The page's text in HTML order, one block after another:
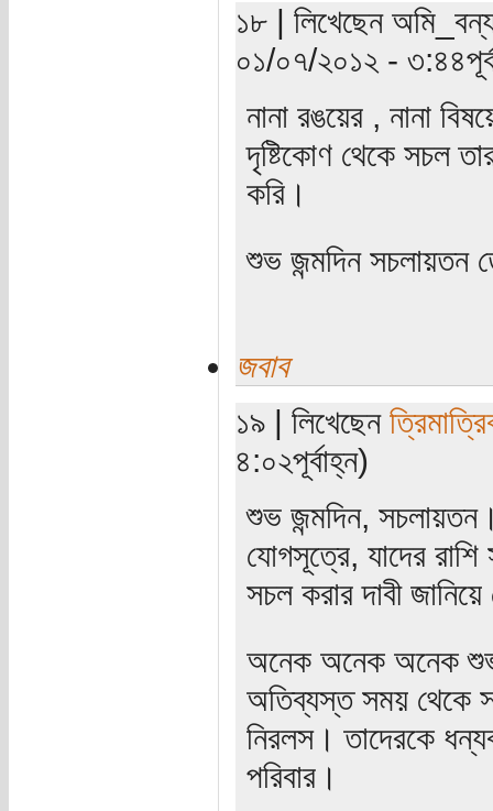
১৮ | লিখেছেন
০১/০৭/২০১২ -
নানা রঙয়ের , নানা
দৃষ্টিকোণ থেকে সচল
করি।
শুভ জন্মদিন সচলায়তন
জবাব
১৯ | লিখেছেন
৪:০২পূর্বাহ্ন)
শুভ জন্মদিন,
যোগসূত্রে, যাদের রাশি
সচল করার দাবী
অনেক অনেক অনেক
অতিব্যস্ত সময় থেকে
নিরলস। তাদেরকে
পরিবার।